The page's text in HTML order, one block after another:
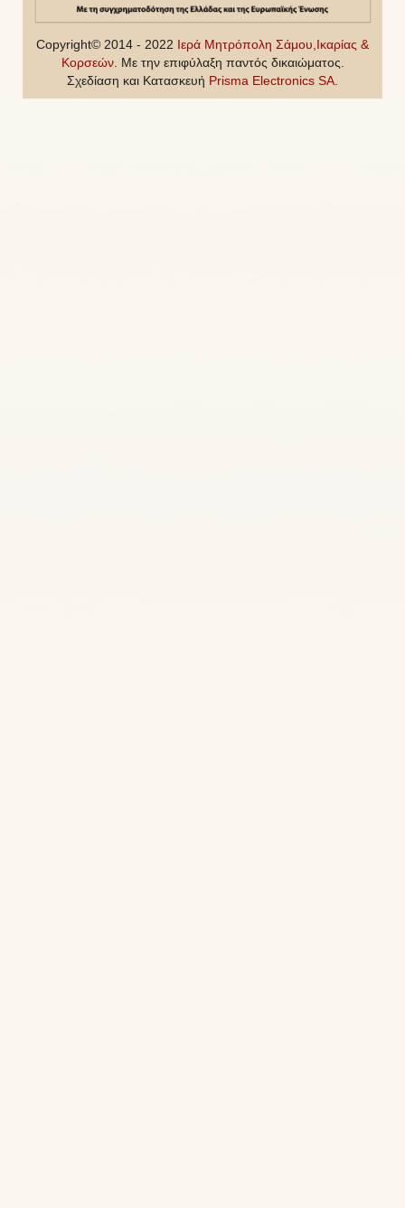
Copyright© 2014 - 2022 Ιερά Μητρόπολη Σάμου,Ικαρίας &
Κορσεών. Με την επιφύλαξη παντός δικαιώματος.
Σχεδίαση και Κατασκευή Prisma Electronics SA.